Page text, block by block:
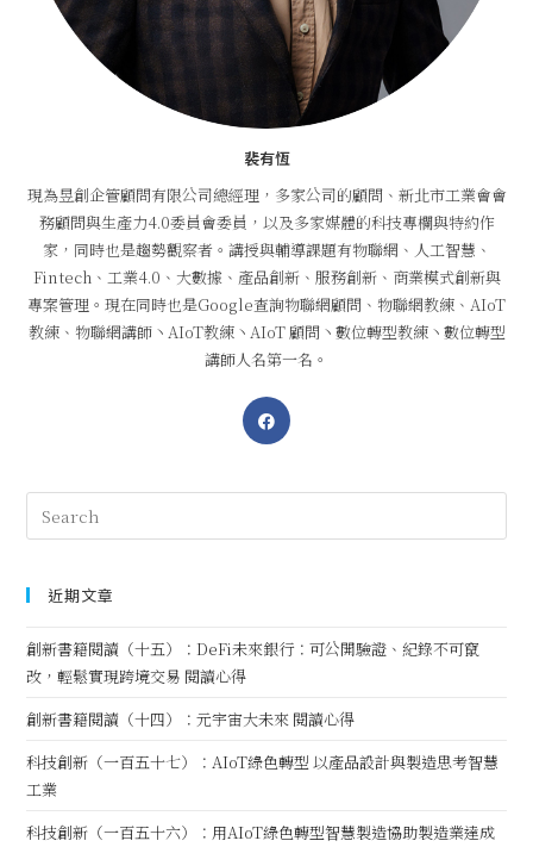
裴有恆
現為昱創企管顧問有限公司總經理，多家公司的顧問、新北市工業會會
務顧問與生產力4.0委員會委員，以及多家媒體的科技專欄與特約作
家，同時也是趨勢觀察者。講授與輔導課題有物聯網、人工智慧、
Fintech、工業4.0、大數據、產品創新、服務創新、商業模式創新與
專案管理。現在同時也是Google查詢物聯網顧問、物聯網教練、AIoT
教練、物聯網講師丶AIoT教練丶AIoT 顧問丶數位轉型教練丶數位轉型
講師人名第一名。
近期文章
創新書籍閱讀（十五）：DeFi未來銀行：可公開驗證、紀錄不可竄
改，輕鬆實現跨境交易 閱讀心得
創新書籍閱讀（十四）：元宇宙大未來 閱讀心得
科技創新（一百五十七）：AIoT綠色轉型 以產品設計與製造思考智慧
工業
科技創新（一百五十六）：用AIoT綠色轉型智慧製造協助製造業達成